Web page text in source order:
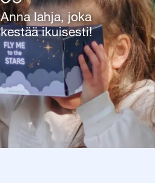
Anna lahja, joka
kestää ikuisesti!